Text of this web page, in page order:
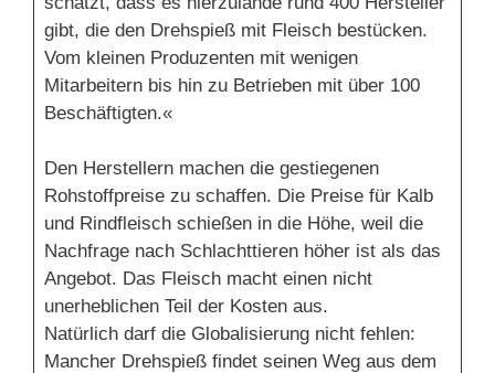
gibt, die den Drehspieß mit Fleisch bestücken.
Vom kleinen Produzenten mit wenigen
Mitarbeitern bis hin zu Betrieben mit über 100
Beschäftigten.«
Den Herstellern machen die gestiegenen
Rohstoffpreise zu schaffen. Die Preise für Kalb
und Rindfleisch schießen in die Höhe, weil die
Nachfrage nach Schlachttieren höher ist als das
Angebot. Das Fleisch macht einen nicht
unerheblichen Teil der Kosten aus.
Natürlich darf die Globalisierung nicht fehlen:
Mancher Drehspieß findet seinen Weg aus dem